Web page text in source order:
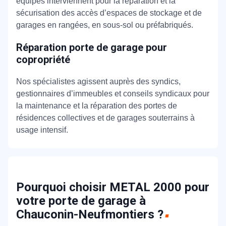
sécurisation des accès d’espaces de stockage et de
garages en rangées, en sous-sol ou préfabriqués.
Réparation porte de garage pour
copropriété
Nos spécialistes agissent auprès des syndics,
gestionnaires d’immeubles et conseils syndicaux pour
la maintenance et la réparation des portes de
résidences collectives et de garages souterrains à
usage intensif.
Pourquoi choisir METAL 2000 pour
votre porte de garage à
Chauconin-Neufmontiers ?